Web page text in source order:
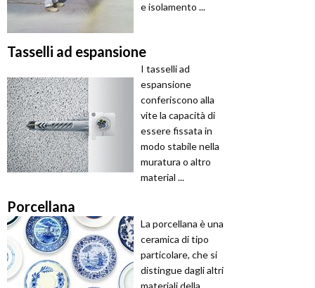
e isolamento ...
Tasselli ad espansione
I tasselli ad
espansione
conferiscono alla
vite la capacità di
essere fissata in
modo stabile nella
muratura o altro
material ...
Porcellana
La porcellana è una
ceramica di tipo
particolare, che si
distingue dagli altri